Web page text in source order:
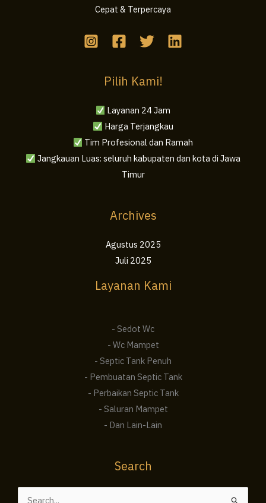
Cepat & Terpercaya
Pilih Kami!
Layanan 24 Jam
Harga Terjangkau
Tim Profesional dan Ramah
Jangkauan Luas: seluruh kabupaten dan kota di Jawa
Timur
Archives
Agustus 2025
Juli 2025
Layanan Kami
- Sedot Wc
- Wc Mampet
- Septic Tank Penuh
- Pembuatan Septic Tank
- Perbaikan Septic Tank
- Saluran Mampet
- Dan Lain-Lain
Search